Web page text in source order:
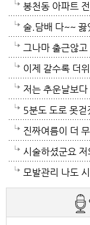
연 틀어져있고 에
봉천동 아파트
요. 어제 뉴스나
들걸로 보이네
12시부터 밤 열
대로 교대로 키고
술.담배 다~~ 끓
가? 나이먹어서
그나마 출근않
컨 켜고 있으니
이 가열되면 지
모자날것이고 악
하로 정전이 될
이제 갈수록 더
만 없음 좋겠어
이래도 껴입고
기가 겁나요. 장
저는 추운날보
위는 난생처음
아져서 기온이
5분도 도로 못
지하도로 들어
병원갔네요. 두
밖에 나가지마요
에있는걸로 저
왔음 좋겠어요.
진짜여름이 더
택시타고 왔어
햇빛도 덜따갑고
라로 변할수도
끼팔던데 그거
시술하셨군요
저도 좀 압니다
자들이 방광염
이여서 조심하
모발관리 나도